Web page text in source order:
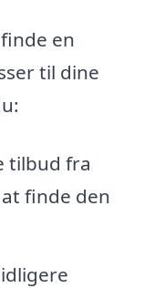
en
til dine
tilbud fra
finde den